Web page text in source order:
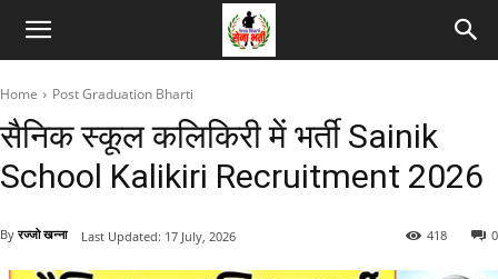
Home Post Graduation Bharti
सैनिक स्कूल कलिकिरी में भर्ती Sainik
School Kalikiri Recruitment 2026
By रज्जो खन्ना 0
418
Last Updated: 17 July, 2026